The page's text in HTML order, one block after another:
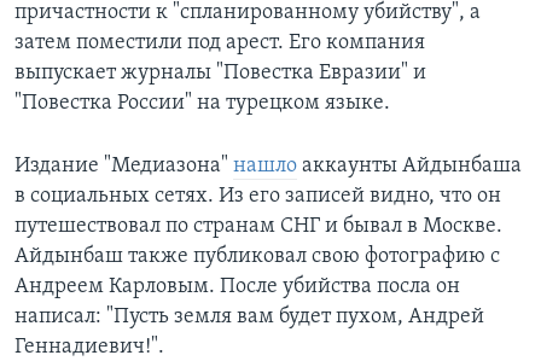
причастности к "спланированному убийству", а
затем поместили под арест. Его компания
выпускает журналы "Повестка Евразии" и
"Повестка России" на турецком языке.
Издание "Медиазона" нашло аккаунты Айдынбаша
в социальных сетях. Из его записей видно, что он
путешествовал по странам СНГ и бывал в Москве.
Айдынбаш также публиковал свою фотографию с
Андреем Карловым. После убийства посла он
написал: "Пусть земля вам будет пухом, Андрей
Геннадиевич!".